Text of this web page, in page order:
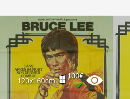
120x160cm
100€
✔